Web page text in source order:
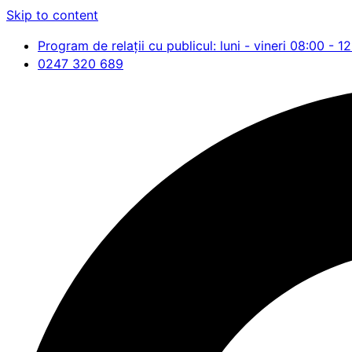
Skip to content
Program de relații cu publicul: luni - vineri 08:00 -
0247 320 689